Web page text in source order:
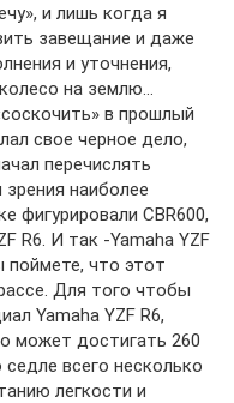
и лишь когда я
завещание и даже
и уточнения,
на землю…
в прошлый
свое черное дело,
перечислять
наиболее
фигурировали CBR600,
R6. И так -Yamaha YZF
поймете, что этот
Для того чтобы
Yamaha YZF R6,
может достигать 260
всего несколько
легкости и